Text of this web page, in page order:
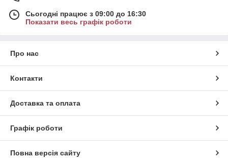
Сьогодні працює з 09:00 до 16:30
Показати весь графік роботи
Про нас
Контакти
Доставка та оплата
Графік роботи
Повна версія сайту